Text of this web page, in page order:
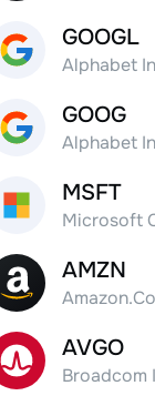
GOOGL
GOOG
MSFT
AMZN
AVGO